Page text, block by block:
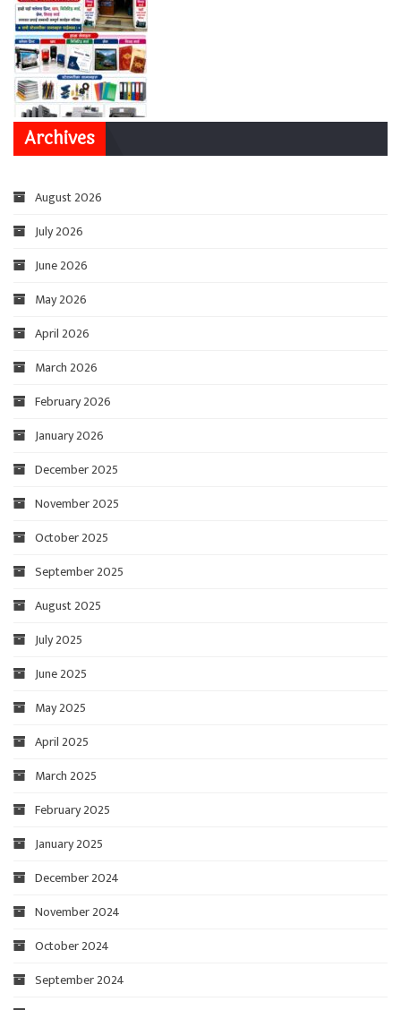
Archives
August 2026
July 2026
June 2026
May 2026
April 2026
March 2026
February 2026
January 2026
December 2025
November 2025
October 2025
September 2025
August 2025
July 2025
June 2025
May 2025
April 2025
March 2025
February 2025
January 2025
December 2024
November 2024
October 2024
September 2024